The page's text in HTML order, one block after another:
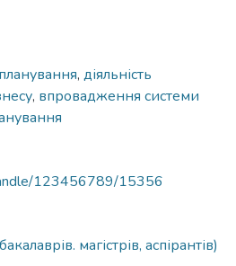
, діяльність
, впровадження системи
123456789/15356
магістрів, аспірантів)